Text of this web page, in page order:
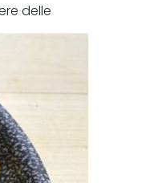
delle